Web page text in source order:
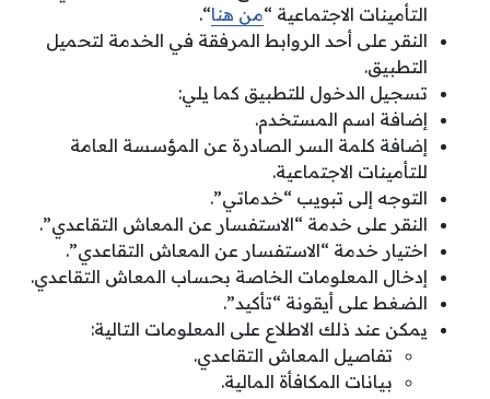
التأمينات الاجتماعية “من هنا“.
النقر على أحد الروابط المرفقة في الخدمة لتحميل
التطبيق.
تسجيل الدخول للتطبيق كما يلي:
إضافة اسم المستخدم.
إضافة كلمة السر الصادرة عن المؤسسة العامة
للتأمينات الاجتماعية.
التوجه إلى تبويب “خدماتي”.
النقر على خدمة “الاستفسار عن المعاش التقاعدي”.
اختيار خدمة “الاستفسار عن المعاش التقاعدي”.
إدخال المعلومات الخاصة بحساب المعاش التقاعدي.
الضغط على أيقونة “تأكيد”.
يمكن عند ذلك الاطلاع على المعلومات التالية:
تفاصيل المعاش التقاعدي.
بيانات المكافأة المالية.